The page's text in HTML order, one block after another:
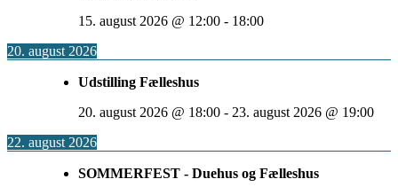
15. august 2026 @ 12:00 - 18:00
20. august 2026
Udstilling Fælleshus
20. august 2026 @ 18:00 - 23. august 2026 @ 19:00
22. august 2026
SOMMERFEST - Duehus og Fælleshus